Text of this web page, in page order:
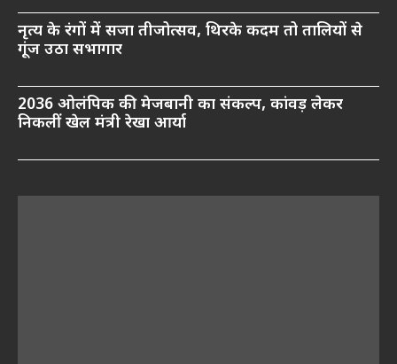
नृत्य के रंगों में सजा तीजोत्सव, थिरके कदम तो तालियों से
गूंज उठा सभागार
2036 ओलंपिक की मेजबानी का संकल्प, कांवड़ लेकर
निकलीं खेल मंत्री रेखा आर्या